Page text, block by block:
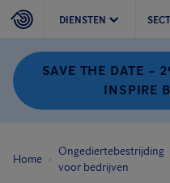
DIENSTEN
SAVE THE DATE –
INSPIRE
Home
Ongediertebestrijding
voor bedrijven